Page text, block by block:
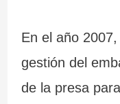
En el año
gestión del
de la presa